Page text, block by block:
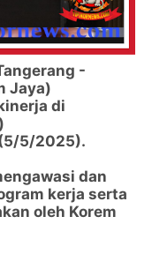
-
Jaya)
di
5/2025).
dan
kerja serta
oleh Korem